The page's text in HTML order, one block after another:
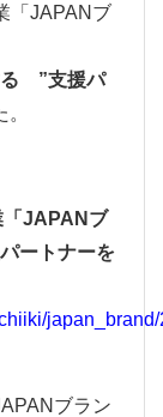
「JAPANブ
る ”支援パ
「JAPANブ
ートナーを
ブラン